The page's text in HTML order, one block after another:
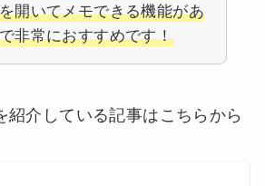
開いてメモできる機能があ
非常におすすめです！
紹介している記事はこちらから